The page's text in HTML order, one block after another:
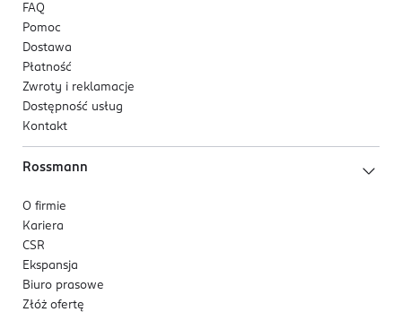
FAQ
Pomoc
Dostawa
Płatność
Zwroty i reklamacje
Dostępność usług
Kontakt
Rossmann
O firmie
Kariera
CSR
Ekspansja
Biuro prasowe
Złóż ofertę